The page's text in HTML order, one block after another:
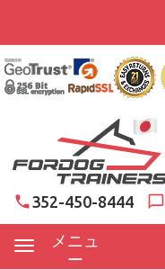
352-450-8444
メニュ
ー